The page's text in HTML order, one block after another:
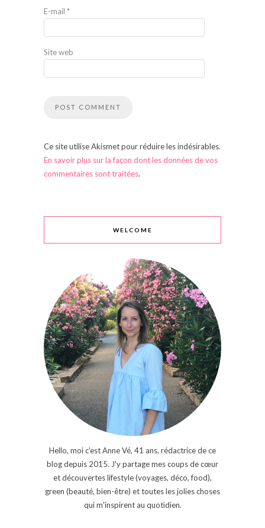
E-mail *
Site web
Ce site utilise Akismet pour réduire les indésirables.
En savoir plus sur la façon dont les données de vos
commentaires sont traitées.
WELCOME
Hello, moi c'est Anne Vé, 41 ans, rédactrice de ce
blog depuis 2015. J'y partage mes coups de cœur
et découvertes lifestyle (voyages, déco, food),
green (beauté, bien-être) et toutes les jolies choses
qui m'inspirent au quotidien.